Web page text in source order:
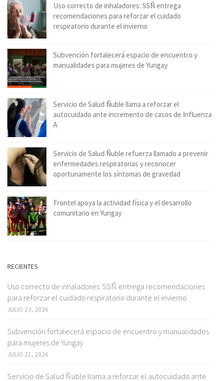
Uso correcto de inhaladores: SSÑ entrega
recomendaciones para reforzar el cuidado
respiratorio durante el invierno
Subvención fortalecerá espacio de encuentro y
manualidades para mujeres de Yungay
Servicio de Salud Ñuble llama a reforzar el
autocuidado ante incremento de casos de Influenza
A
Servicio de Salud Ñuble refuerza llamado a prevenir
enfermedades respiratorias y reconocer
oportunamente los síntomas de gravedad
Frontel apoya la actividad física y el desarrollo
comunitario en Yungay
RECIENTES
Uso correcto de inhaladores: SSÑ entrega recomendaciones
para reforzar el cuidado respiratorio durante el invierno
JULIO 23, 2026
Subvención fortalecerá espacio de encuentro y manualidades
para mujeres de Yungay
JULIO 21, 2026
Servicio de Salud Ñuble llama a reforzar el autocuidado ante